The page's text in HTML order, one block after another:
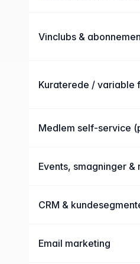
Vinclubs &
Kuraterede / variable
Medlem self-service
Events, smagninger
CRM &
Email marketing